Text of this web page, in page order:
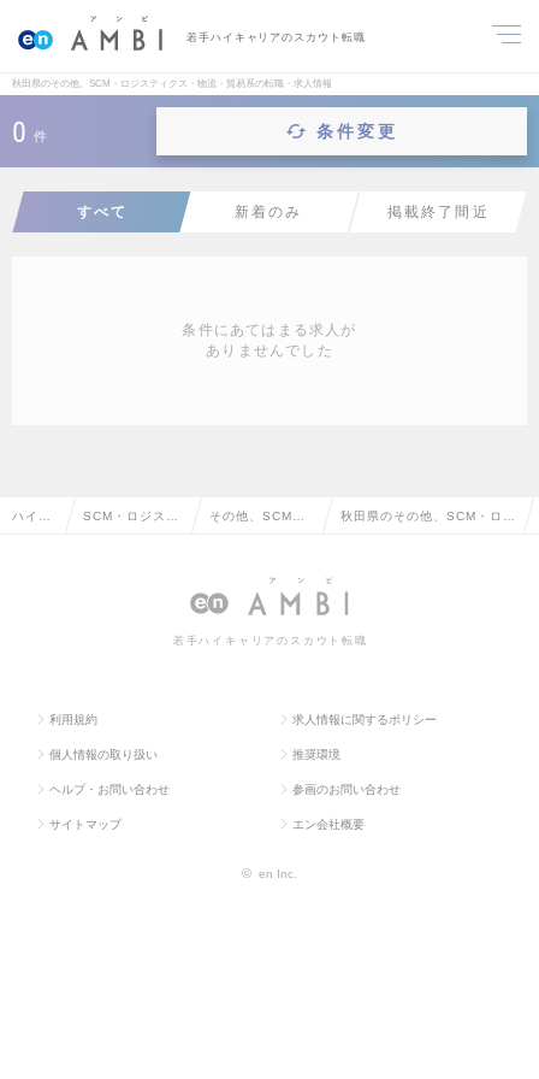
若手ハイキャリアのスカウト転職
秋田県のその他、SCM・ロジスティクス・物流・貿易系の転職・求人情報
0 件 条件変更
すべて 新着のみ 掲載終了間近
条件にあてはまる求人が
ありませんでした
ハイク SCM・ロジステ その他、SCM・
物流・貿易系
秋田県のその他、SCM・ロジ
転職・求人情報一覧
若手ハイキャリアのスカウト転職
利用規約 求人情報に関するポリシー
個人情報の取り扱い 推奨環境
ヘルプ・お問い合わせ 参画のお問い合わせ
サイトマップ エン会社概要
© en Inc.